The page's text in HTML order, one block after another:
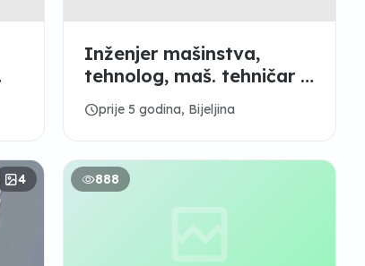
Inženjer mašinstva,
tehnolog, maš. tehničar -
“HEMOS
IMPREGNACIJA” d.o.o.
scheduleprije 5 godina, Bijeljina
4 888